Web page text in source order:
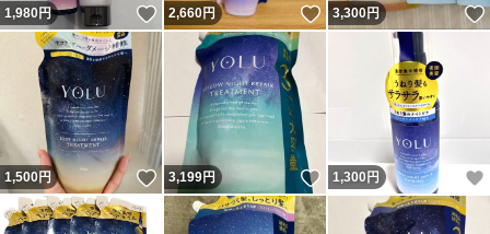
1,980円 いいね！
2,660円 いいね！
3,300円
1,500円 いいね！
3,199円 いいね！
1,300 円